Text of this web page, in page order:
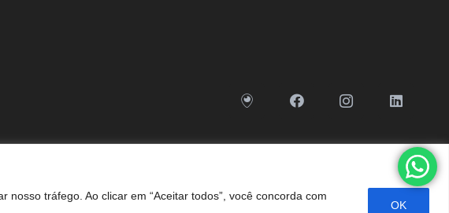
tráfego. Ao clicar em “Aceitar todos”, você concorda com
OK